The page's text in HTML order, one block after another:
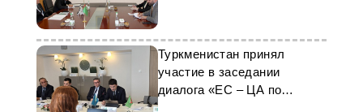
Туркменистан принял
участие в заседании
диалога «ЕС – ЦА по
Афганистану» в Брюсселе